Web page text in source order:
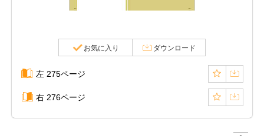
お気に入り ダウンロード
左 275ページ
右 276ページ